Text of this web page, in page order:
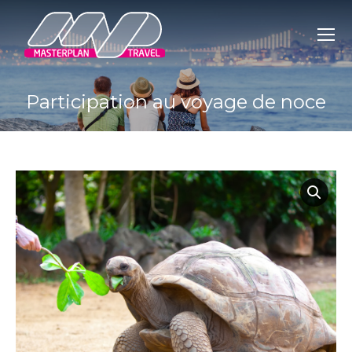
Participation au voyage de noce
You are here: